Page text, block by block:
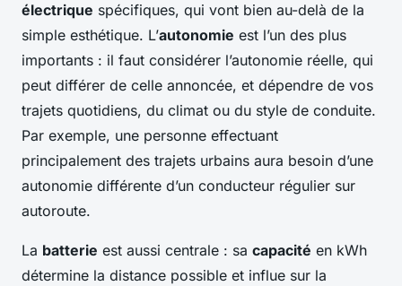
électrique spécifiques, qui vont bien au-delà de la
simple esthétique. L’autonomie est l’un des plus
importants : il faut considérer l’autonomie réelle, qui
peut différer de celle annoncée, et dépendre de vos
trajets quotidiens, du climat ou du style de conduite.
Par exemple, une personne effectuant
principalement des trajets urbains aura besoin d’une
autonomie différente d’un conducteur régulier sur
autoroute.
La batterie est aussi centrale : sa capacité en kWh
détermine la distance possible et influe sur la